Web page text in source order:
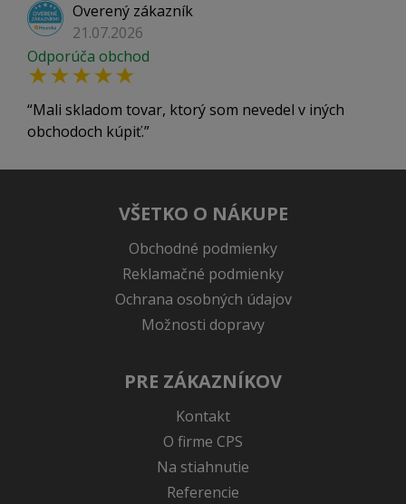
Overený zákazník
21.07.2026
Odporúča obchod
Mali skladom tovar, ktorý som nevedel v iných
obchodoch kúpiť.
VŠETKO O NÁKUPE
Obchodné podmienky
Reklamačné podmienky
Ochrana osobných údajov
Možnosti dopravy
PRE ZÁKAZNÍKOV
Kontakt
O firme CPS
Na stiahnutie
Referencie